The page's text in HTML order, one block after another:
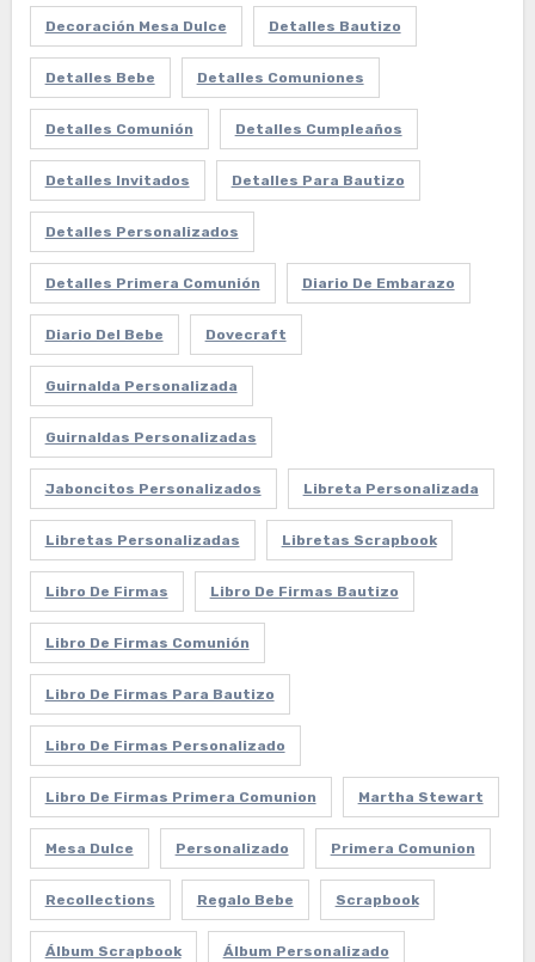
Decoración Mesa Dulce Detalles Bautizo
Detalles Bebe Detalles Comuniones
Detalles Comunión Detalles Cumpleaños
Detalles Invitados Detalles Para Bautizo
Detalles Personalizados
Detalles Primera Comunión Diario De Embarazo
Diario Del Bebe Dovecraft
Guirnalda Personalizada
Guirnaldas Personalizadas
Jaboncitos Personalizados Libreta Personalizada
Libretas Personalizadas Libretas Scrapbook
Libro De Firmas Libro De Firmas Bautizo
Libro De Firmas Comunión
Libro De Firmas Para Bautizo
Libro De Firmas Personalizado
Libro De Firmas Primera Comunion Martha Stewart
Mesa Dulce Personalizado Primera Comunion
Recollections Regalo Bebe Scrapbook
Álbum Scrapbook Álbum Personalizado